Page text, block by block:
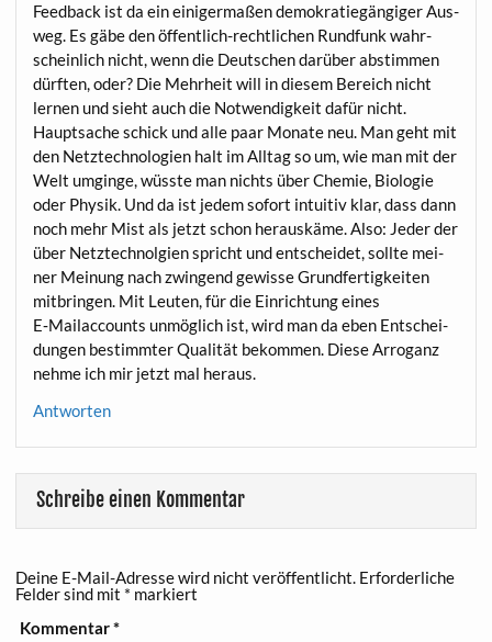
Feed­back ist da ein eini­ger­ma­ßen demo­kra­tie­gän­gi­ger Aus­
weg. Es gäbe den öffent­lich-recht­li­chen Rund­funk wahr­
schein­lich nicht, wenn die Deut­schen dar­über abstim­men
dürf­ten, oder? Die Mehr­heit will in die­sem Bereich nicht
ler­nen und sieht auch die Not­wen­dig­keit dafür nicht.
Haupt­sa­che schick und alle paar Mona­te neu. Man geht mit
den Netz­tech­no­lo­gien halt im All­tag so um, wie man mit der
Welt umgin­ge, wüss­te man nichts über Che­mie, Bio­lo­gie
oder Phy­sik. Und da ist jedem sofort intui­tiv klar, dass dann
noch mehr Mist als jetzt schon her­aus­kä­me. Also: Jeder der
über Netz­tech­nol­gi­en spricht und ent­schei­det, soll­te mei­
ner Mei­nung nach zwin­gend gewis­se Grund­fer­tig­kei­ten
mit­brin­gen. Mit Leu­ten, für die Ein­rich­tung eines
E‑Mailaccounts unmög­lich ist, wird man da eben Ent­schei­
dun­gen bestimm­ter Qua­li­tät bekom­men. Die­se Arro­ganz
neh­me ich mir jetzt mal heraus.
Antworten
Schreibe einen Kommentar
Deine E-Mail-Adresse wird nicht veröffentlicht. Erforderliche
Felder sind mit * markiert
Kommentar*